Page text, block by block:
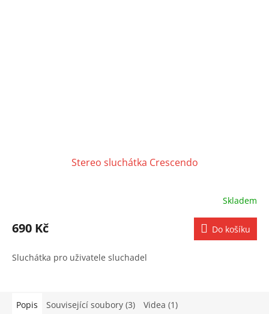
Stereo sluchátka Crescendo
Skladem
690 Kč Do košíku
Sluchátka pro uživatele sluchadel
Popis Související soubory (3) Videa (1)